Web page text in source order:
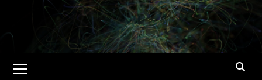
content
Menu